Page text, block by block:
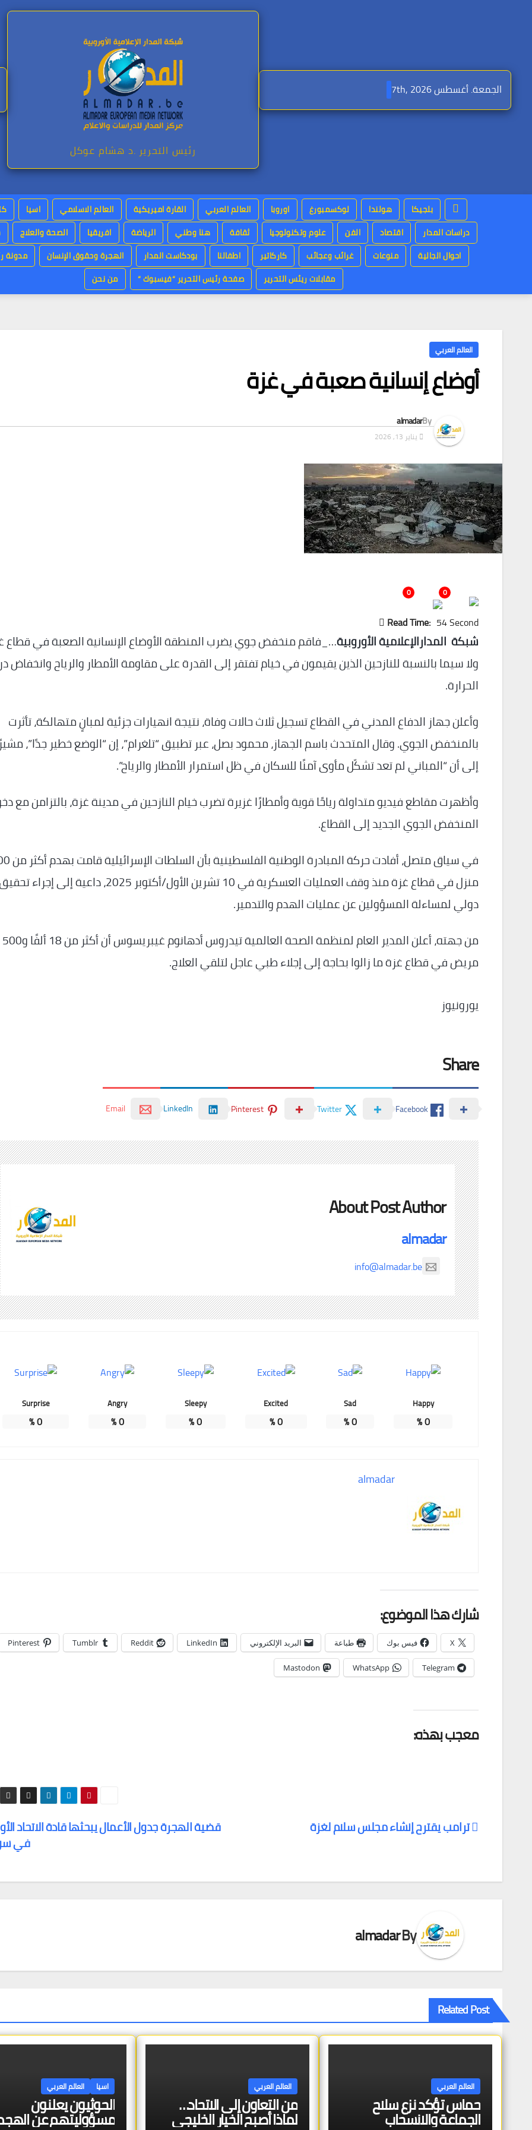
الجمعة. أغسطس 7th, 2026
رئيس التحرير .د هشام عوكل
بلجيكا هولندا لوكسمبورغ اوروبا العالم العربي القارة اميريكية العالم الاسلامي اسيا
دراسات المدار
اقتصاد الفن علوم وتكنولوجيا ثقافة هنا وطني الرياضة افريقيا الصحة والعلاج
احوال الجالية
منوعات غرائب وعجائب كاركاتير اطفالنا بودكاست المدار الهجرة وحقوق الإنسان
مدونة
مقابلات ريئس التحرير
صفحة رئيس التحرير “فيسبوك “ من نحن
العالم العربي
أوضاع إنسانية صعبة في غزة
By
almadar
يناير 13, 2026
0
0
Read Time: 54 Second
شبكة المدارالإعلامية الأوروبية…_فاقم منخفض جوي يضرب المنطقة الأوضاع الإنسانية الصعبة في قطاع
ولا سيما بالنسبة للنازحين الذين يقيمون في خيام تفتقر إلى القدرة على مقاومة الأمطار والرياح وانخفاض
الحرارة.
وأعلن جهاز الدفاع المدني في القطاع تسجيل ثلاث حالات وفاة، نتيجة انهيارات جزئية لمبانٍ متهالكة، تأثرت
بالمنخفض الجوي. وقال المتحدث باسم الجهاز، محمود بصل، عبر تطبيق “تلغرام”، إن “الوضع خطير جدًا”،
إلى أن “المباني لم تعد تشكّل مأوى آمنًا للسكان في ظل استمرار الأمطار والرياح”.
وأظهرت مقاطع فيديو متداولة رياحًا قوية وأمطارًا غزيرة تضرب خيام النازحين في مدينة غزة، بالتزامن مع
المنخفض الجوي الجديد إلى القطاع.
في سياق متصل، أفادت
منزل في قطاع غزة منذ وقف العمليات العسكرية في 10 تشرين الأول/أكتوبر 2025، داعية إلى إجراء
دولي لمساءلة المسؤولين عن عمليات الهدم والتدمير.
من جهته، أعلن المدير العام لمنظمة الصحة العالمية تيدروس أدهانوم غيبريسوس أن أكثر من 18 ألفًا و500
مريض في قطاع غزة ما زالوا بحاجة إلى إجلاء طبي عاجل لتلقي العلاج.
يورونيوز
Share
Facebook
Twitter
Pinterest
LinkedIn
Email
About Post Author
almadar
info@almadar.be
Happy
0
%
Sad
0
%
Excited
0
%
Sleepy
0
%
Angry
0
%
Surprise
0
%
almadar
شارك هذا الموضوع:
X فيس بوك طباعة البريد الإلكتروني LinkedIn
Reddit
Tumblr
Pinterest
Telegram
WhatsApp
Mastodon
معجب بهذه:
المقالات
قضية الهجرة جدول الأعمال يبحثها قادة الاتحاد
في
ترامب يقترح إنشاء مجلس سلام لغزة
By
almadar
Related Post
العالم العربي
حماس تؤكد نزع سلاح
الجماعة والانسحاب
العالم العربي
من التعاون إلى الاتحاد…
لماذا أصبح الخيار الخليجي
اسيا العالم العربي
الحوثيون يعلنون
مسؤوليتهم عن